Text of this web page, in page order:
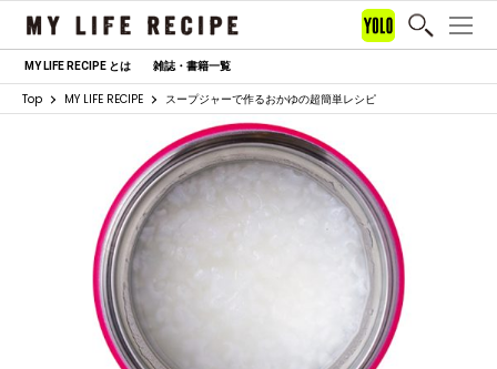
MY LIFE RECIPE とは 雑誌・書籍一覧
Top MY LIFE RECIPE スープジャーで作るおかゆの超簡単レシピ